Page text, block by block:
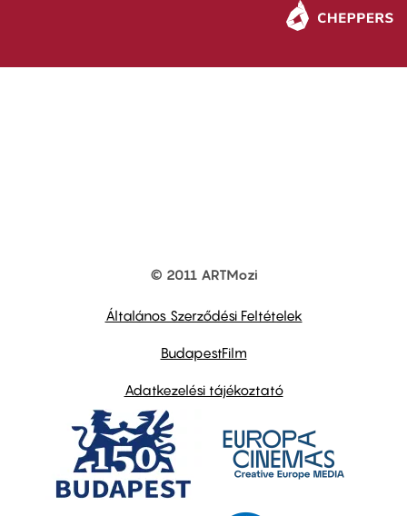
© 2011 ARTMozi
Általános Szerződési Feltételek
BudapestFilm
Adatkezelési tájékoztató